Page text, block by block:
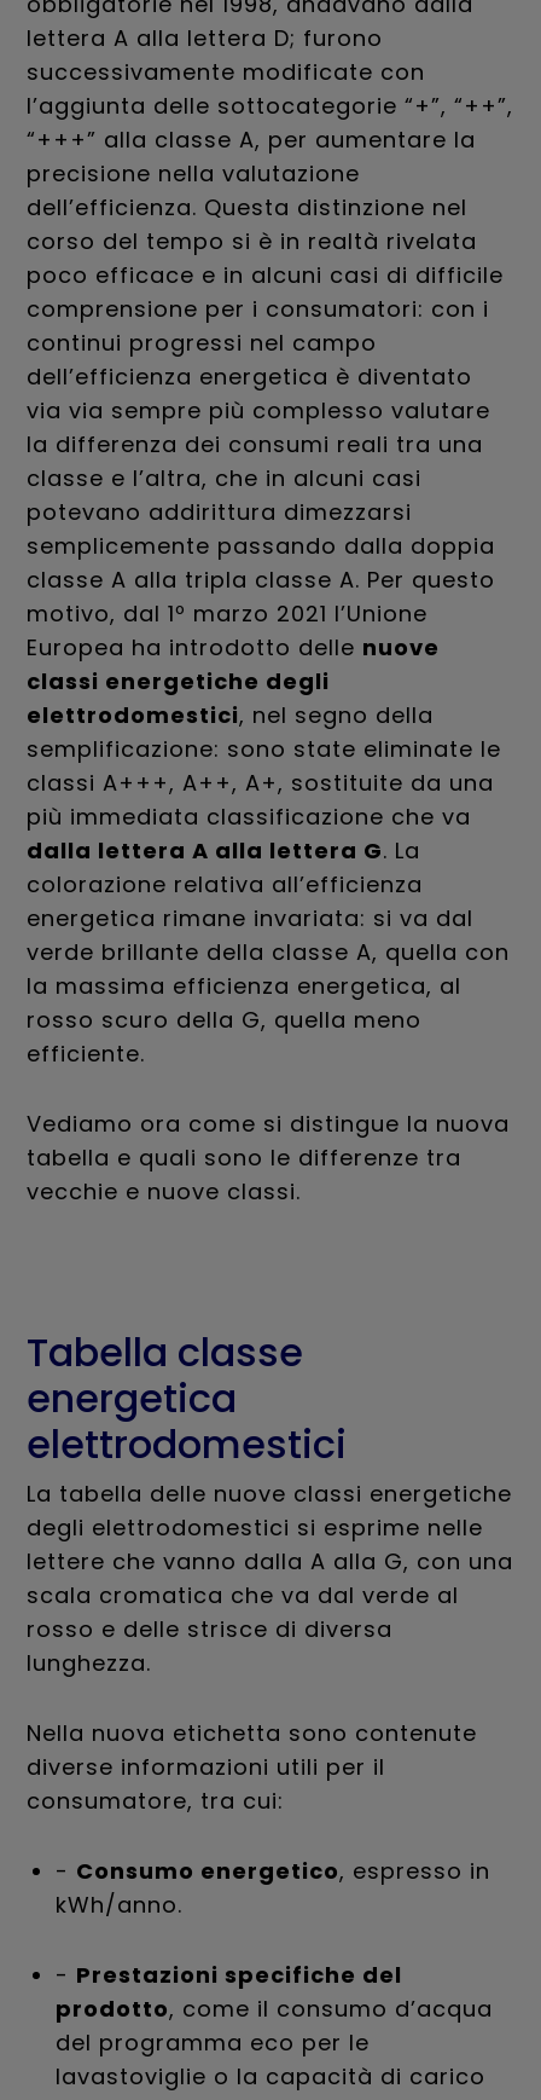
lettera A alla lettera D; furono
successivamente modificate con
l’aggiunta delle sottocategorie “+”, “++”,
“+++” alla classe A, per aumentare la
precisione nella valutazione
dell’efficienza. Questa distinzione nel
corso del tempo si è in realtà rivelata
poco efficace e in alcuni casi di difficile
comprensione per i consumatori: con i
continui progressi nel campo
dell’efficienza energetica è diventato
via via sempre più complesso valutare
la differenza dei consumi reali tra una
classe e l’altra, che in alcuni casi
potevano addirittura dimezzarsi
semplicemente passando dalla doppia
classe A alla tripla classe A. Per questo
motivo, dal 1º marzo 2021 l’Unione
Europea ha introdotto delle nuove
classi energetiche degli
elettrodomestici, nel segno della
semplificazione: sono state eliminate le
classi A+++, A++, A+, sostituite da una
più immediata classificazione che va
dalla lettera A alla lettera G. La
colorazione relativa all’efficienza
energetica rimane invariata: si va dal
verde brillante della classe A, quella con
la massima efficienza energetica, al
rosso scuro della G, quella meno
efficiente.
Vediamo ora come si distingue la nuova
tabella e quali sono le differenze tra
vecchie e nuove classi.
Tabella classe
energetica
elettrodomestici
La tabella delle nuove classi energetiche
degli elettrodomestici si esprime nelle
lettere che vanno dalla A alla G, con una
scala cromatica che va dal verde al
rosso e delle strisce di diversa
lunghezza.
Nella nuova etichetta sono contenute
diverse informazioni utili per il
consumatore, tra cui:
- Consumo energetico, espresso in
kWh/anno.
- Prestazioni specifiche del
prodotto, come il consumo d’acqua
del programma eco per le
lavastoviglie o la capacità di carico